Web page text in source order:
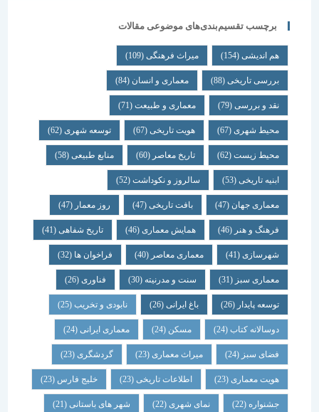
برچسب تقسیم‌بندی‌های موضوعی مقالات
هم اندیشی (154) میراث فرهنگی (109)
بررسی تاریخی (88) معماری و انسان (84)
نقد و بررسی (79) معماری و طبیعت (71)
محیط شهری(67) هویت تاریخی(67) توسعه شهری(62)
محیط زیست(62) تاریخ معاصر(60) منابع طبیعی(58)
ابنیه تاریخی(53) سالروز و نکوداشت(52)
معماری جهان (47) بافت تاریخی(47) روز معمار(47)
فرهنگ و هنر(46) همایش معماری (46) تاریخ شفاهی (41)
شهرسازی(41) معماری معاصر(40) فراخوان ها (32)
معماری سبز(31) سنت و مدرنیته(30) فناوری (26)
توسعه پایدار(26) باغ ایرانی(26) نابودی و تخریب(25)
دوسالانه کتاب(24) مسکن (24) معماری ایرانی(24)
فضای سبز(24) میراث معماری (23) گردشگری (23)
هویت معماری (23) اطلاعات تاریخی(23) خلیج فارس(23)
جشنواره(22) نمای شهری(22) شهر های باستانی (21)